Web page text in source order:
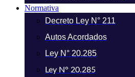
Normativa
Decreto Ley N° 211
Autos Acordados
Ley N° 20.285
Ley N° 20.285